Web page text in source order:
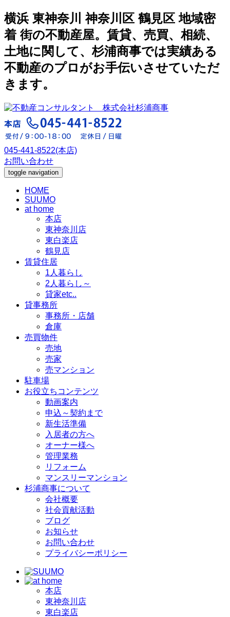
横浜 東神奈川 神奈川区 鶴見区 地域密
着 街の不動産屋。賃貸、売買、相続、
土地に関して、杉浦商事では実績ある
不動産のプロがお手伝いさせていただ
きます。
045-441-8522(本店)
お問い合わせ
toggle navigation
HOME
SUUMO
at home
本店
東神奈川店
東白楽店
鶴見店
賃貸住居
1人暮らし
2人暮らし～
貸家etc..
貸事務所
事務所・店舗
倉庫
売買物件
売地
売家
売マンション
駐車場
お役立ちコンテンツ
動画案内
申込～契約まで
新生活準備
入居者の方へ
オーナー様へ
管理業務
リフォーム
マンスリーマンション
杉浦商事について
会社概要
社会貢献活動
ブログ
お知らせ
お問い合わせ
プライバシーポリシー
本店
東神奈川店
東白楽店